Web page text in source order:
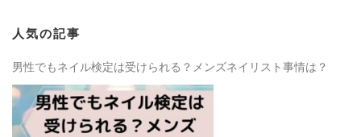
人気の記事
男性でもネイル検定は受けられる？メンズネイリスト事情は？